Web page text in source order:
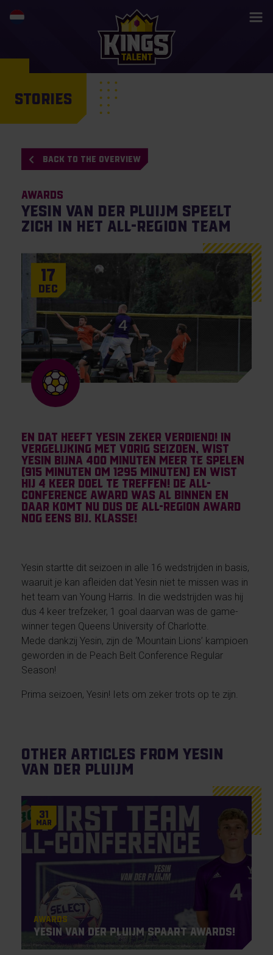
STORIES
BACK TO THE OVERVIEW
Awards
Yesin van der Pluijm speelt
zich in het All-Region Team
17
Dec
En dat heeft Yesin zeker verdiend! In
vergelijking met vorig seizoen, wist
Yesin bijna 400 minuten meer te spelen
(915 minuten om 1295 minuten) en wist
hij 4 keer doel te treffen! De All-
Conference Award was al binnen en
daar komt nu dus de All-Region Award
nog eens bij. Klasse!
Yesin startte dit seizoen in alle 16 wedstrijden in basis,
waaruit je kan afleiden dat Yesin niet te missen was in
het team van Young Harris. In die wedstrijden was hij
dus 4 keer trefzeker, 1 goal daarvan was de game-
winner tegen Queens University of Charlotte.
Mede dankzij Yesin, zijn de ‘Mountain Lions’ kampioen
geworden in de Peach Belt Conference Regular
Season!
Prima seizoen, Yesin! Iets om zeker trots op te zijn.
Other articles from Yesin
van der Pluijm
31
Mar
Awards
Yesin van der Pluijm spaart awards!